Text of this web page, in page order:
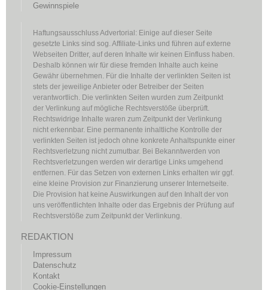
Gewinnspiele
Haftungsausschluss Advertorial: Einige auf dieser Seite
gesetzte Links sind sog. Affiliate-Links und führen auf externe
Webseiten Dritter, auf deren Inhalte wir keinen Einfluss haben.
Deshalb können wir für diese fremden Inhalte auch keine
Gewähr übernehmen. Für die Inhalte der verlinkten Seiten ist
stets der jeweilige Anbieter oder Betreiber der Seiten
verantwortlich. Die verlinkten Seiten wurden zum Zeitpunkt
der Verlinkung auf mögliche Rechtsverstöße überprüft.
Rechtswidrige Inhalte waren zum Zeitpunkt der Verlinkung
nicht erkennbar. Eine permanente inhaltliche Kontrolle der
verlinkten Seiten ist jedoch ohne konkrete Anhaltspunkte einer
Rechtsverletzung nicht zumutbar. Bei Bekanntwerden von
Rechtsverletzungen werden wir derartige Links umgehend
entfernen. Für das Setzen von externen Links erhalten wir ggf.
eine kleine Provision zur Finanzierung unserer Internetseite.
Die Provision hat keine Auswirkungen auf den Inhalt der von
uns veröffentlichten Inhalte oder das Ergebnis der Prüfung auf
Rechtsverstöße zum Zeitpunkt der Verlinkung.
REDAKTION
Impressum
Datenschutz
Kontakt
Cookie-Einstellungen